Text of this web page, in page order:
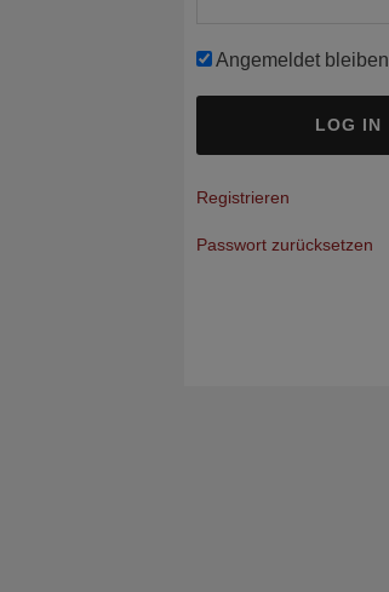
Angemeldet bleiben
A
t
Registrieren
Passwort zurücksetzen